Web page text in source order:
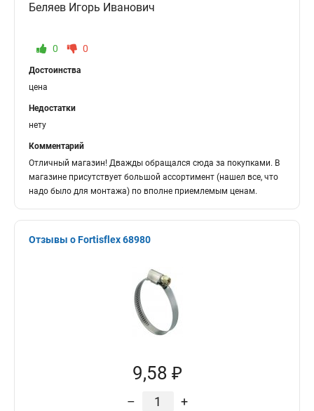
Беляев Игорь Иванович
0 0
Достоинства
цена
Недостатки
нету
Комментарий
Отличный магазин! Дважды обращался сюда за покупками. В
магазине присутствует большой ассортимент (нашел все, что
надо было для монтажа) по вполне приемлемым ценам.
Отзывы о Fortisflex 68980
9,58 ₽
– +